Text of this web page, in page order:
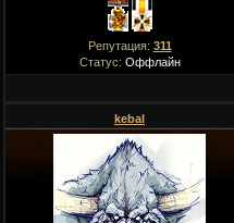
Репутация: 311
Статус: Оффлайн
kebal